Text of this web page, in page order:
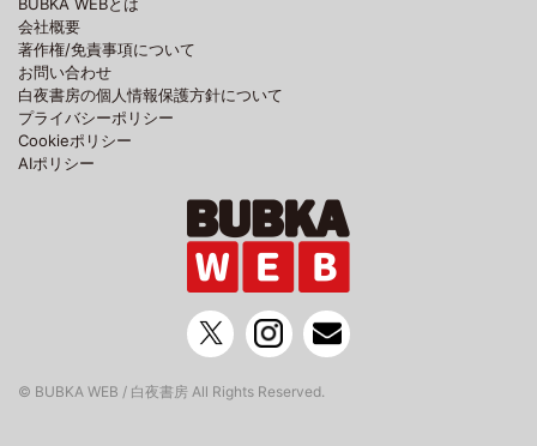
会社概要
著作権/免責事項について
お問い合わせ
白夜書房の個人情報保護方針について
プライバシーポリシー
Cookieポリシー
AIポリシー
© BUBKA WEB / 白夜書房 All Rights Reserved.